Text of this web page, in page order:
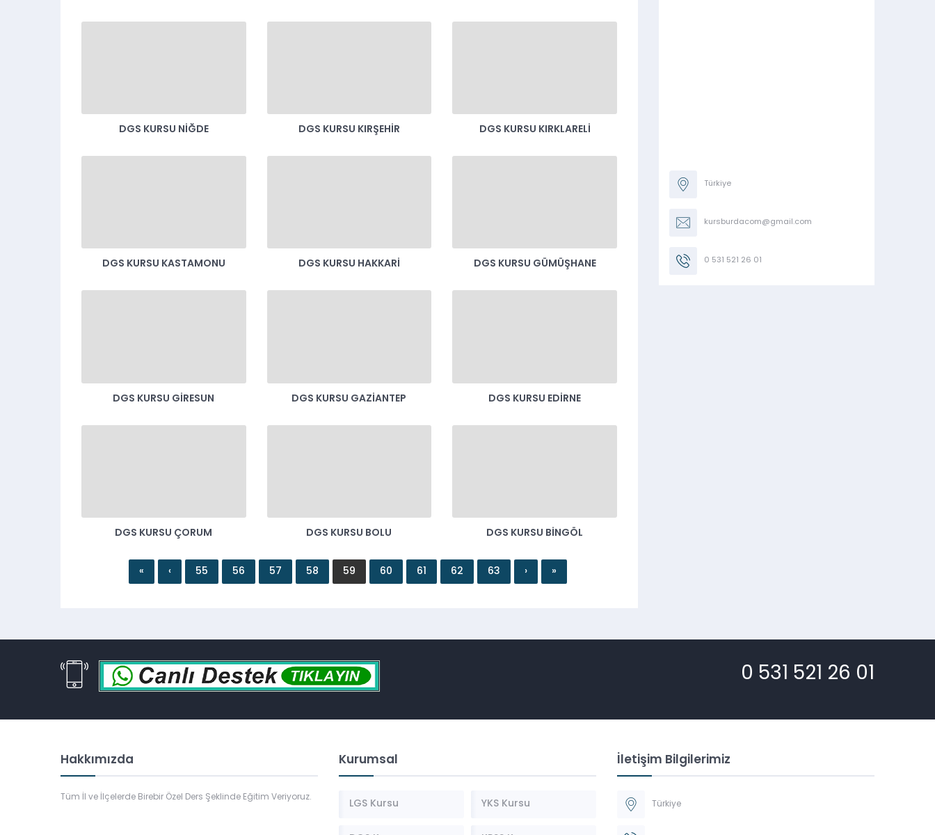
DGS KURSU NIĞDE DGS KURSU KIRŞEHIR DGS KURSU KIRKLARELI
DGS KURSU KASTAMONU DGS KURSU HAKKARI DGS KURSU GÜMÜŞHANE
DGS KURSU GIRESUN DGS KURSU GAZIANTEP DGS KURSU EDIRNE
DGS KURSU ÇORUM DGS KURSU BOLU DGS KURSU BINGÖL
« ‹ 55 56 57 58 59 60 61 62 63 › »
Türkiye
kursburdacom@gmail.com
0 531 521 26 01
0 531 521 26 01
Hakkımızda
Tüm İl ve İlçelerde Birebir Özel Ders Şeklinde Eğitim Veriyoruz.
Kurumsal
LGS Kursu YKS Kursu
İletişim Bilgilerimiz
Türkiye